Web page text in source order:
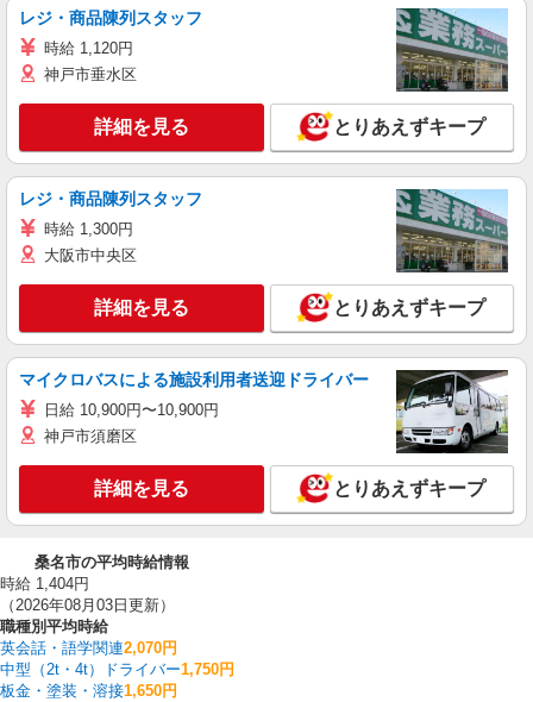
レジ・商品陳列スタッフ
時給 1,120円
神戸市垂水区
詳細を見る とりあえずキープ
レジ・商品陳列スタッフ
時給 1,300円
大阪市中央区
詳細を見る とりあえずキープ
マイクロバスによる施設利用者送迎ドライバー
日給 10,900円〜10,900円
神戸市須磨区
詳細を見る とりあえずキープ
桑名市の平均時給情報
時給 1,404円
（2026年08月03日更新）
職種別平均時給
英会話・語学関連2,070円
中型（2t・4t）ドライバー1,750円
板金・塗装・溶接1,650円